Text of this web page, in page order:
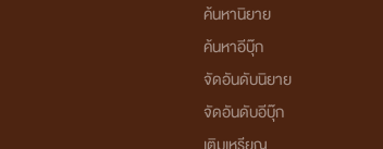
ค้นหานิยาย
ค้นหาอีบุ๊ก
จัดอันดับนิยาย
จัดอันดับอีบุ๊ก